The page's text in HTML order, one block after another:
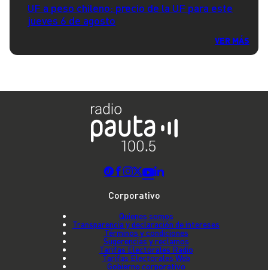
UF a peso chileno: precio de la UF para este
jueves 6 de agosto
VER MÁS
Corporativo
Quienes somos
Transparencia y declaración de intereses
Términos y condiciones
Sugerencias y reclamos
Tarifas Electorales Radio
Tarifas Electorales Web
Gobierno corporativo